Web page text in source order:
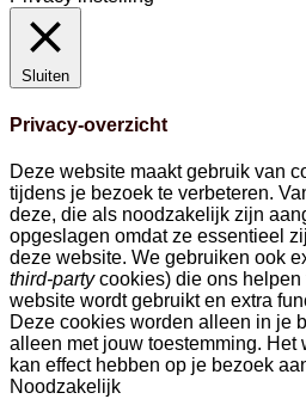
Sluiten
Privacy-overzicht
Deze website maakt gebruik van
tijdens je bezoek te verbeteren.
deze, die als noodzakelijk zijn
opgeslagen omdat ze essentieel
deze website. We gebruiken ook
third-partycookies) die ons helpen
website wordt gebruikt en extra
Deze cookies worden alleen in je
alleen met jouw toestemming. Het
kan effect hebben op je bezoek
Noodzakelijk